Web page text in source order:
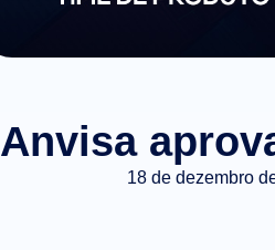
Anvisa
18 de dezembro